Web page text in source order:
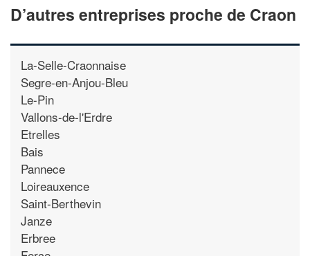
D’autres entreprises proche de Craon
La-Selle-Craonnaise
Segre-en-Anjou-Bleu
Le-Pin
Vallons-de-l'Erdre
Etrelles
Bais
Pannece
Loireauxence
Saint-Berthevin
Janze
Erbree